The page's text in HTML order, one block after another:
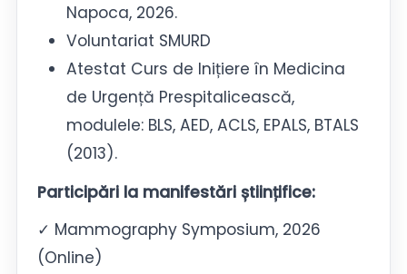
Napoca, 2026.
Voluntariat SMURD
Atestat Curs de Inițiere în Medicina
de Urgență Prespitalicească,
modulele: BLS, AED, ACLS, EPALS, BTALS
(2013).
Participări la manifestări științifice:
✓ Mammography Symposium, 2026
(Online)